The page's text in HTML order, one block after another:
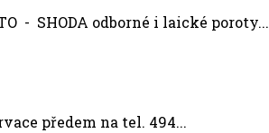
- SHODA odborné i laické poroty...
předem na tel. 494...